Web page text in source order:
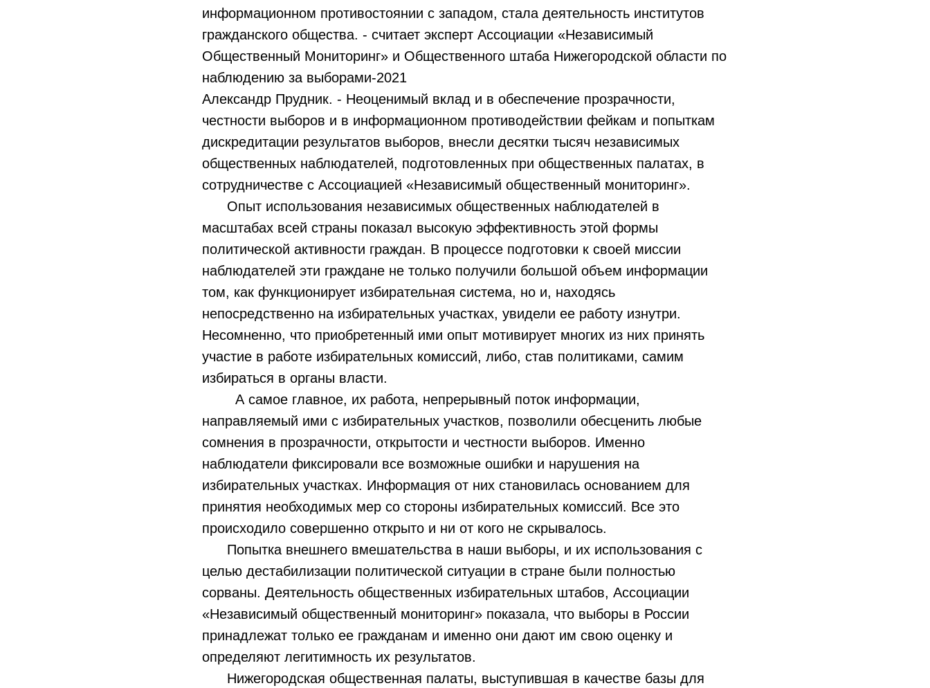
информационном противостоянии с западом, стала деятельность институтов
гражданского общества. - считает эксперт Ассоциации «Независимый
Общественный Мониторинг» и Общественного штаба Нижегородской области по
наблюдению за выборами-2021
Александр Прудник. - Неоценимый вклад и в обеспечение прозрачности,
честности выборов и в информационном противодействии фейкам и попыткам
дискредитации результатов выборов, внесли десятки тысяч независимых
общественных наблюдателей, подготовленных при общественных палатах, в
сотрудничестве с Ассоциацией «Независимый общественный мониторинг».
Опыт использования независимых общественных наблюдателей в
масштабах всей страны показал высокую эффективность этой формы
политической активности граждан. В процессе подготовки к своей миссии
наблюдателей эти граждане не только получили большой объем информации
том, как функционирует избирательная система, но и, находясь
непосредственно на избирательных участках, увидели ее работу изнутри.
Несомненно, что приобретенный ими опыт мотивирует многих из них принять
участие в работе избирательных комиссий, либо, став политиками, самим
избираться в органы власти.
А самое главное, их работа, непрерывный поток информации,
направляемый ими с избирательных участков, позволили обесценить любые
сомнения в прозрачности, открытости и честности выборов. Именно
наблюдатели фиксировали все возможные ошибки и нарушения на
избирательных участках. Информация от них становилась основанием для
принятия необходимых мер со стороны избирательных комиссий. Все это
происходило совершенно открыто и ни от кого не скрывалось.
Попытка внешнего вмешательства в наши выборы, и их использования с
целью дестабилизации политической ситуации в стране были полностью
сорваны. Деятельность общественных избирательных штабов, Ассоциации
«Независимый общественный мониторинг» показала, что выборы в России
принадлежат только ее гражданам и именно они дают им свою оценку и
определяют легитимность их результатов.
Нижегородская общественная палаты, выступившая в качестве базы для